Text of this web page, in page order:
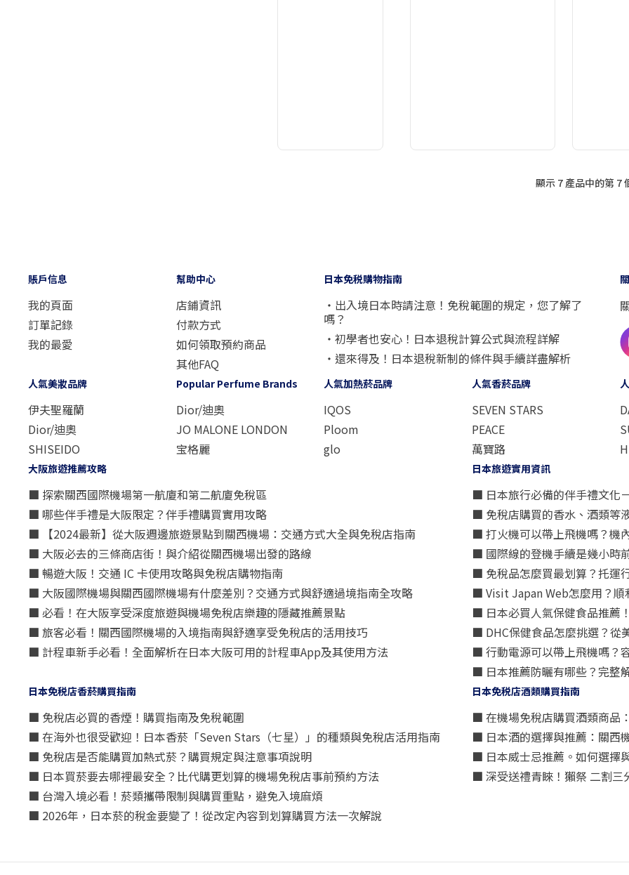
顯示 7 產品中的第 7
賬戶信息
我的頁面
訂單記錄
我的最愛
幫助中心
店鋪資訊
付款方式
如何領取預約商品
其他FAQ
日本免税購物指南
・出入境日本時請注意！免稅範圍的規定，您了解了
嗎？
・初學者也安心！日本退稅計算公式與流程詳解
・還來得及！日本退稅新制的條件與手續詳盡解析
人氣美妝品牌
伊夫聖羅蘭
Dior/迪奧
SHISEIDO
Popular Perfume Brands
Dior/迪奧
JO MALONE LONDON
宝格麗
人氣加熱菸品牌
IQOS
Ploom
glo
人氣香菸品牌
SEVEN STARS
PEACE
萬寶路
大阪旅遊推薦攻略
■ 探索關西國際機場第一航廈和第二航廈免稅區
■ 哪些伴手禮是大阪限定？伴手禮購買實用攻略
■ 【2024最新】從大阪週邊旅遊景點到關西機場：交通方式大全與免稅店指南
■ 大阪必去的三條商店街！與介紹從關西機場出發的路線
■ 暢遊大阪！交通 IC 卡使用攻略與免稅店購物指南
■ 大阪國際機場與關西國際機場有什麼差別？交通方式與舒適過境指南全攻略
■ 必看！在大阪享受深度旅遊與機場免稅店樂趣的隱藏推薦景點
■ 旅客必看！關西國際機場的入境指南與舒適享受免稅店的活用技巧
■ 計程車新手必看！全面解析在日本大阪可用的計程車App及其使用方法
日本旅遊實用資訊
■ 日本旅行必備的伴手禮文化
■ 免稅店購買的香水、酒類等
■ 打火機可以帶上飛機嗎？機
■ 國際線的登機手續是幾小時
■ 免稅品怎麼買最划算？托運
■ Visit Japan Web怎麼用？順
■ 日本必買人氣保健食品推薦
■ DHC保健食品怎麼挑選？從
■ 行動電源可以帶上飛機嗎？
■ 日本推薦防曬有哪些？完整
日本免税店香菸購買指南
■ 免稅店必買的香煙！購買指南及免稅範圍
■ 在海外也很受歡迎！日本香菸「Seven Stars（七星）」的種類與免稅店活用指南
■ 免稅店是否能購買加熱式菸？購買規定與注意事項說明
■ 日本買菸要去哪裡最安全？比代購更划算的機場免稅店事前預約方法
■ 台灣入境必看！菸類攜帶限制與購買重點，避免入境麻煩
■ 2026年，日本菸的稅金要變了！從改定內容到划算購買方法一次解說
日本免税店酒類購買指南
■ 在機場免稅店購買酒類商品
■ 日本酒的選擇與推薦：關西
■ 日本威士忌推薦。如何選擇
■ 深受送禮青睞！獺祭 二割三